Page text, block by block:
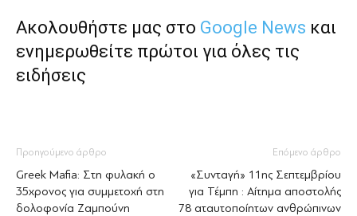
Ακολουθήστε μας στο Google News και
ενημερωθείτε πρώτοι για όλες τις
ειδήσεις
Προηγούμενο άρθρο
Greek Mafia: Στη φυλακή ο
35χρονος για συμμετοχή στη
δολοφονία Ζαμπούνη
Επόμενο άρθρο
«Συνταγή» 11ης Σεπτεμβρίου
για Τέμπη : Αίτημα αποστολής
78 αταυτοποίητων ανθρώπινων